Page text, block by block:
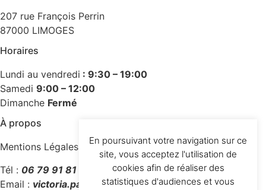
207 rue François Perrin
87000 LIMOGES
Horaires
Lundi au vendredi : 9:30 – 19:00
Samedi 9:00 – 12:00
Dimanche Fermé
À propos
Mentions Légales
Tél : 06 79 91 81 61
Email : victoria.papouneau@orange.fr
En poursuivant votre navigation sur ce
site, vous acceptez l'utilisation de
cookies afin de réaliser des
statistiques d'audiences et vous